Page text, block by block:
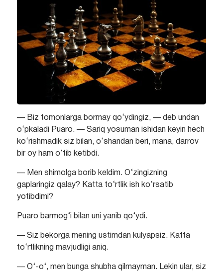
— Biz tomonlarga bormay qo‘ydingiz, — deb undan
o‘pkaladi Puaro. — Sariq yosuman ishidan keyin hech
ko‘rishmadik siz bilan, o‘shandan beri, mana, darrov
bir oy ham o‘tib ketibdi.
— Men shimolga borib keldim. O‘zingizning
gaplaringiz qalay? Katta to‘rtlik ish ko‘rsatib
yotibdimi?
Puaro barmog‘i bilan uni yanib qo‘ydi.
— Siz bekorga mening ustimdan kulyapsiz. Katta
to‘rtlikning mavjudligi aniq.
— O‘-o‘, men bunga shubha qilmayman. Lekin ular, siz